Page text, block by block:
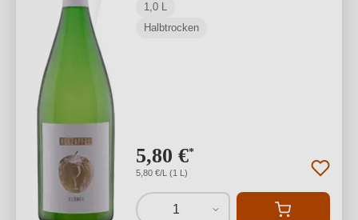
1,0 L
Halbtrocken
5,80 €*
5,80 €/L (1 L)
1